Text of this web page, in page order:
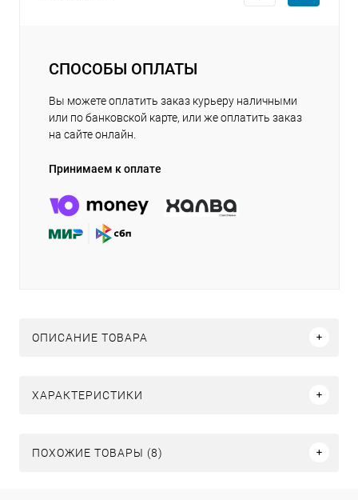
СПОСОБЫ ОПЛАТЫ
Вы можете оплатить заказ курьеру наличными
или по банковской карте, или же оплатить заказ
на сайте онлайн.
Принимаем к оплате
ОПИСАНИЕ ТОВАРА
ХАРАКТЕРИСТИКИ
ПОХОЖИЕ ТОВАРЫ (8)